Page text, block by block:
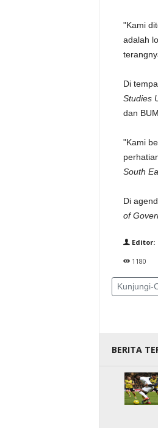
"Kami
adalah
Di
Studies
dan
"Kami
South
Di
of
Editor:
1180
Kunjungi-
BERITA